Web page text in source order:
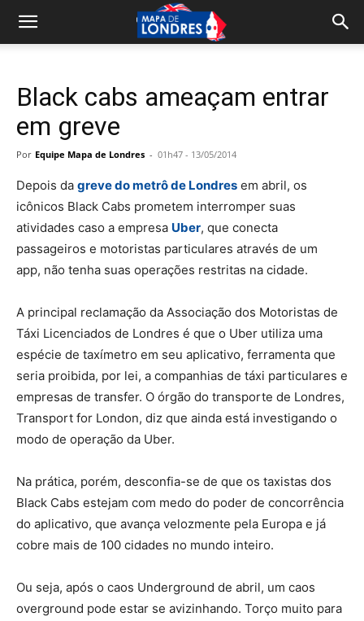
Black cabs ameaçam entrar
em greve
Por Equipe Mapa de Londres - 01h47 - 13/05/2014
Depois da greve do metrô de Londres em abril, os
icônicos Black Cabs prometem interromper suas
atividades caso a empresa Uber, que conecta
passageiros e motoristas particulares através de um
app, não tenha suas operações restritas na cidade.
A principal reclamação da Associação dos Motoristas de
Táxi Licenciados de Londres é que o Uber utiliza uma
espécie de taxímetro em seu aplicativo, ferramenta que
seria proibida, por lei, a companhias de táxi particulares e
empresas de transfer. O órgão do transporte de Londres,
Transport for London, diz que ainda está investigando o
modo de operação da Uber.
Na prática, porém, desconfia-se de que os taxistas dos
Black Cabs estejam com medo do poder de concorrência
do aplicativo, que avança velozmente pela Europa e já
cobre mais de 100 cidades no mundo inteiro.
Ou seja, após o caos Underground de abril, um caos
overground pode estar se avizinhando. Torço muito para